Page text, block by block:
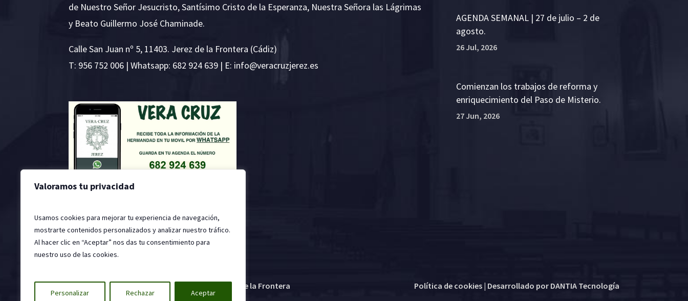
Valoramos tu privacidad
Usamos cookies para mejorar tu experiencia de navegación,
mostrarte contenidos personalizados y analizar nuestro tráfico.
Al hacer clic en “Aceptar” nos das tu consentimiento para
nuestro uso de las cookies.
Personalizar Rechazar Aceptar
de Nuestro Señor Jesucristo, Santísimo Cristo de la Esperanza, Nuestra Señora las Lágrimas
y Beato Guillermo José Chaminade.
Calle San Juan nº 5, 11403. Jerez de la Frontera (Cádiz)
T: 956 752 006 | Whatsapp: 682 924 639 | E: se.ze
rejzu
rcare
v@ofn
i
AGENDA SEMANAL | 27 de julio – 2 de
agosto.
26 Jul, 2026
Comienzan los trabajos de reforma y
enriquecimiento del Paso de Misterio.
27 Jun, 2026
2022 © Hermandad de la Santa Vera Cruz, Jerez de la Frontera Política de cookies| Desarrollado por DANTIA Tecnología